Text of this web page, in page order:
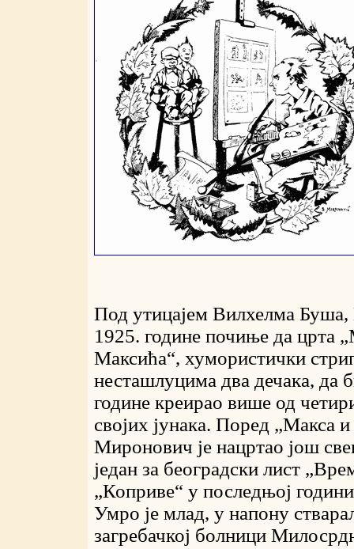
Под утицајем Вилхелма Буша,
1925. године почиње да црта
Максића“, хумористички
несташлуцима два дечака, да
године креирао више од
својих јунака. Поред „Макса и
Миронович је нацртао још
један за београдски лист
„Коприве“ у последњој
Умро је млад, у напону
загребачкој болници